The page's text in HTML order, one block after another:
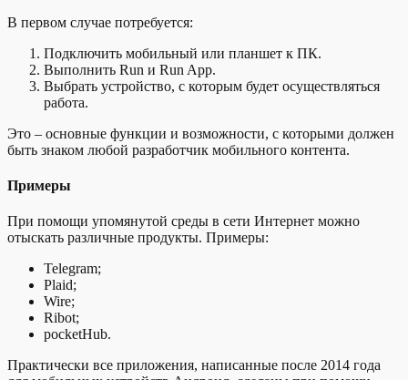
В первом случае потребуется:
Подключить мобильный или планшет к ПК.
Выполнить Run и Run App.
Выбрать устройство, с которым будет осуществляться
работа.
Это – основные функции и возможности, с которыми должен
быть знаком любой разработчик мобильного контента.
Примеры
При помощи упомянутой среды в сети Интернет можно
отыскать различные продукты. Примеры:
Telegram;
Plaid;
Wire;
Ribot;
pocketHub.
Практически все приложения, написанные после 2014 года